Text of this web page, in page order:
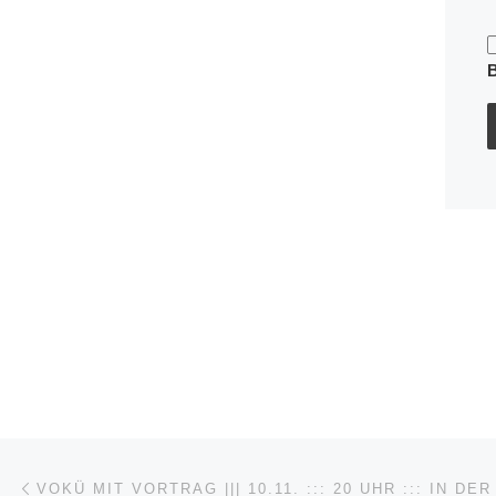
Beitragsnavigation
VOKÜ MIT VORTRAG ||| 10.11. ::: 20 UHR ::: IN